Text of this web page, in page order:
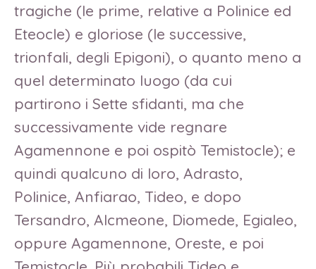
tragiche (le prime, relative a Polinice ed
Eteocle) e gloriose (le successive,
trionfali, degli Epigoni), o quanto meno a
quel determinato luogo (da cui
partirono i Sette sfidanti, ma che
successivamente vide regnare
Agamennone e poi ospitò Temistocle); e
quindi qualcuno di loro, Adrasto,
Polinice, Anfiarao, Tideo, e dopo
Tersandro, Alcmeone, Diomede, Egialeo,
oppure Agamennone, Oreste, e poi